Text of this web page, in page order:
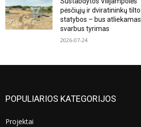
pėsčiųjų ir dviratininkų tilto
statybos – bus atliekamas
svarbus tyrimas
2026-07-24
POPULIARIOS KATEGORIJOS
Projektai